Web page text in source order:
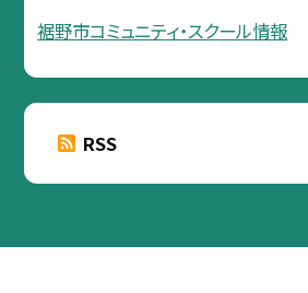
裾野市コミュニティ・スクール情報
RSS